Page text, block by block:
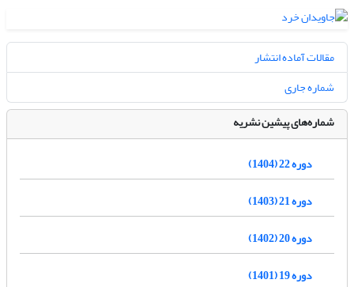
مقالات آماده انتشار
شماره جاری
شماره‌های پیشین نشریه
دوره 22 (1404)
دوره 21 (1403)
دوره 20 (1402)
دوره 19 (1401)